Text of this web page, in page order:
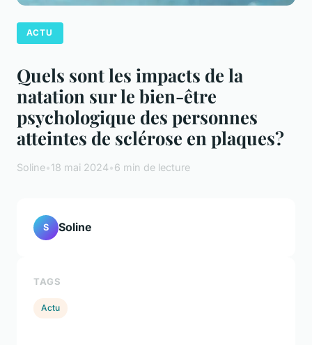
ACTU
Quels sont les impacts de la
natation sur le bien-être
psychologique des personnes
atteintes de sclérose en plaques?
Soline•18 mai 2024•6 min de lecture
S Soline
TAGS
Actu